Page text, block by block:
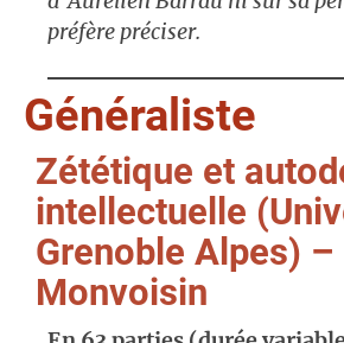
préfère préciser.
Généraliste
Zététique et
intellectuelle
Grenoble Alpes) –
Monvoisin